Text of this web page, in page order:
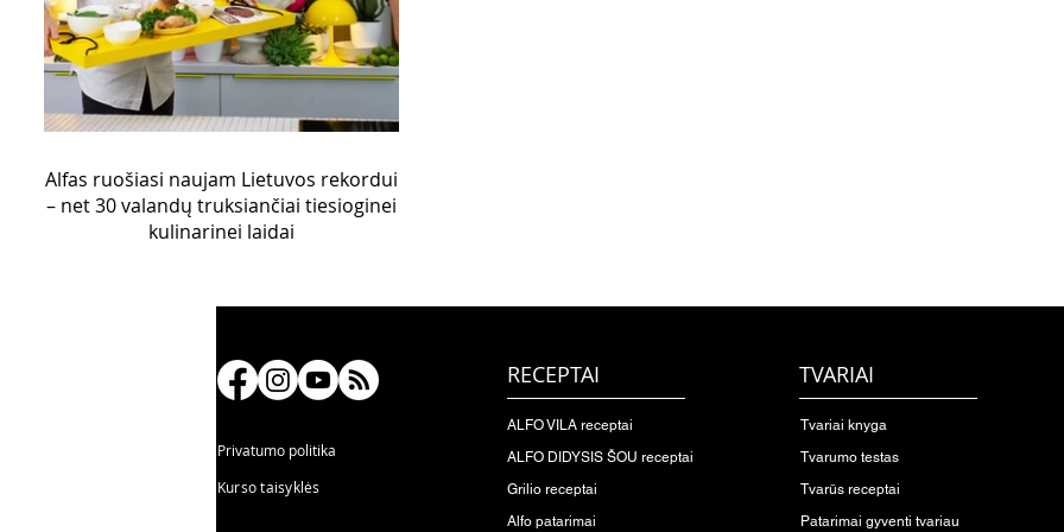
Alfas ruošiasi naujam Lietuvos rekordui
– net 30 valandų truksiančiai tiesioginei
kulinarinei laidai
Privatumo politika
Kurso taisyklės
RECEPTAI
ALFO VILA receptai
ALFO DIDYSIS ŠOU receptai
Grilio receptai
Alfo patarimai
TVARIAI
Tvariai knyga
Tvarumo testas
Tvarūs receptai
Patarimai gyventi tvariau